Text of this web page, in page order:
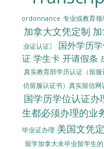
ordonnance 专业或教育领
加拿大文凭定制
业证认证〗
国外学历
证 学生卡 开请假条
真实教育部学历认证（留
仿留服认证书）真实留信网
国学历学位认证办
生都必须办理的业
毕业证办理 美国文凭
留学加拿大未毕业留学生的